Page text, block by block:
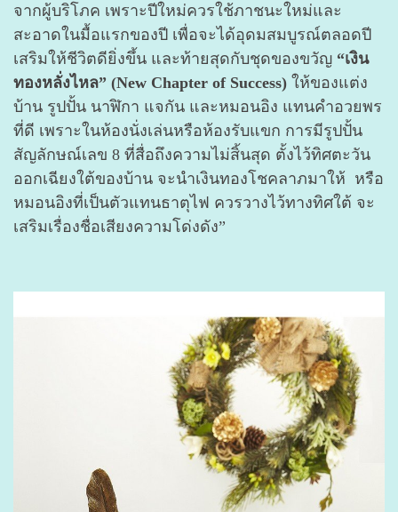
จากผู้บริโภค เพราะปีใหม่ควรใช้ภาชนะใหม่และ
สะอาดในมื้อแรกของปี เพื่อจะได้อุดมสมบูรณ์ตลอดปี
เสริมให้ชีวิตดียิ่งขึ้น และท้ายสุดกับชุดของขวัญ “เงิน
ทองหลั่งไหล” (New Chapter of Success) ให้ของแต่ง
บ้าน รูปปั้น นาฬิกา แจกัน และหมอนอิง แทนคำอวยพร
ที่ดี เพราะในห้องนั่งเล่นหรือห้องรับแขก การมีรูปปั้น
สัญลักษณ์เลข 8 ที่สื่อถึงความไม่สิ้นสุด ตั้งไว้ทิศตะวัน
ออกเฉียงใต้ของบ้าน จะนำเงินทองโชคลาภมาให้ หรือ
หมอนอิงที่เป็นตัวแทนธาตุไฟ ควรวางไว้ทางทิศใต้ จะ
เสริมเรื่องชื่อเสียงความโด่งดัง”